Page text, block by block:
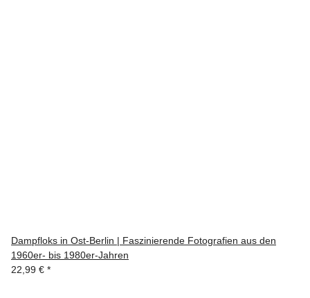
Dampfloks in Ost-Berlin | Faszinierende Fotografien aus den
1960er- bis 1980er-Jahren
22,99 € *